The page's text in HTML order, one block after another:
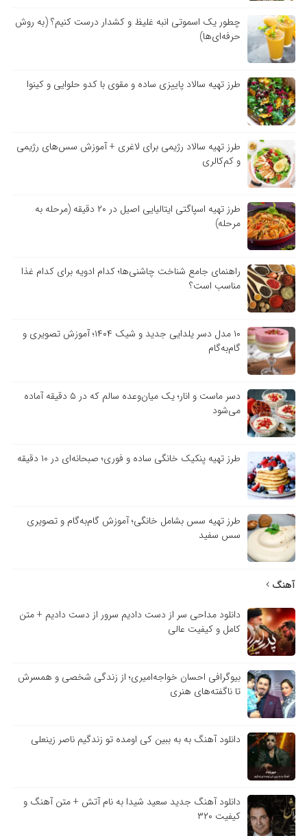
چطور یک اسموتی انبه غلیظ و کشدار درست کنیم؟ (به روش
حرفه‌ای‌ها)
طرز تهیه سالاد پاییزی ساده و مقوی با کدو حلوایی و کینوا
طرز تهیه سالاد رژیمی برای لاغری + آموزش سس‌های رژیمی
و کم‌کالری
طرز تهیه اسپاگتی ایتالیایی اصیل در ۲۰ دقیقه (مرحله به
مرحله)
راهنمای جامع شناخت چاشنی‌ها؛ کدام ادویه برای کدام غذا
مناسب است؟
۱۰ مدل دسر یلدایی جدید و شیک ۱۴۰۴؛ آموزش تصویری و
گام‌به‌گام
دسر ماست و انار؛ یک میان‌وعده سالم که در ۵ دقیقه آماده
می‌شود
طرز تهیه پنکیک خانگی ساده و فوری؛ صبحانه‌ای در ۱۰ دقیقه
طرز تهیه سس بشامل خانگی؛ آموزش گام‌به‌گام و تصویری
سس سفید
آهنگ
دانلود مداحی سر از دست دادیم سرور از دست دادیم + متن
کامل و کیفیت عالی
بیوگرافی احسان خواجه‌امیری؛ از زندگی شخصی و همسرش
تا ناگفته‌های هنری
دانلود آهنگ به به ببین کی اومده تو زندگیم ناصر زینعلی
دانلود آهنگ جدید سعید شیدا به نام آتش + متن آهنگ و
کیفیت ۳۲۰